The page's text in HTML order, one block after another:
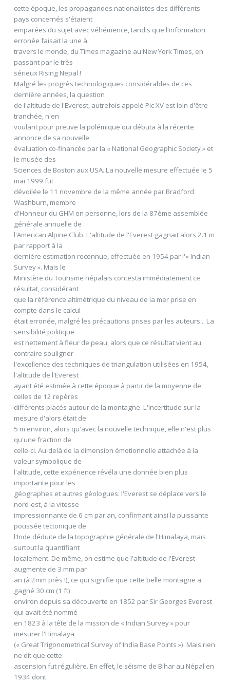
cette époque, les propagandes nationalistes des différents
pays concernés s'étaient
emparées du sujet avec véhémence, tandis que l'information
erronée faisait la une à
travers le monde, du Times magazine au New York Times, en
passant par le très
sérieux Rising Nepal !
Malgré les progrès technologiques considérables de ces
dernière années, la question
de l'altitude de l'Everest, autrefois appelé Pic XV est loin d'être
tranchée, n'en
voulant pour preuve la polémique qui débuta à la récente
annonce de sa nouvelle
évaluation co-financée par la « National Geographic Society » et
le musée des
Sciences de Boston aux USA. La nouvelle mesure effectuée le 5
mai 1999 fut
dévoilée le 11 novembre de la même année par Bradford
Washburn, membre
d'Honneur du GHM en personne, lors de la 87ème assemblée
générale annuelle de
l'American Alpine Club. L'altitude de l'Everest gagnait alors 2.1 m
par rapport à la
dernière estimation reconnue, effectuée en 1954 par l'« Indian
Survey ». Mais le
Ministère du Tourisme népalais contesta immédiatement ce
résultat, considérant
que la référence altimétrique du niveau de la mer prise en
compte dans le calcul
était erronée, malgré les précautions prises par les auteurs... La
sensibilité politique
est nettement à fleur de peau, alors que ce résultat vient au
contraire souligner
l'excellence des techniques de triangulation utilisées en 1954,
l'altitude de l'Everest
ayant été estimée à cette époque à partir de la moyenne de
celles de 12 repères
différents placés autour de la montagne. L'incertitude sur la
mesure d'alors était de
5 m environ, alors qu'avec la nouvelle technique, elle n'est plus
qu'une fraction de
celle-ci. Au-delà de la dimension émotionnelle attachée à la
valeur symbolique de
l'altitude, cette expérience révéla une donnée bien plus
importante pour les
géographes et autres géologues: l'Everest se déplace vers le
nord-est, à la vitesse
impressionnante de 6 cm par an, confirmant ainsi la puissante
poussée tectonique de
l'Inde déduite de la topographie générale de l'Himalaya, mais
surtout la quantifiant
localement. De même, on estime que l'altitude de l'Everest
augmente de 3 mm par
an (à 2mm près !), ce qui signifie que cette belle montagne a
gagné 30 cm (1 ft)
environ depuis sa découverte en 1852 par Sir Georges Everest
qui avait été nommé
en 1823 à la tête de la mission de « Indian Survey » pour
mesurer l'Himalaya
(« Great Trigonometrical Survey of India Base Points »). Mais rien
ne dit que cette
ascension fut régulière. En effet, le séisme de Bihar au Népal en
1934 dont